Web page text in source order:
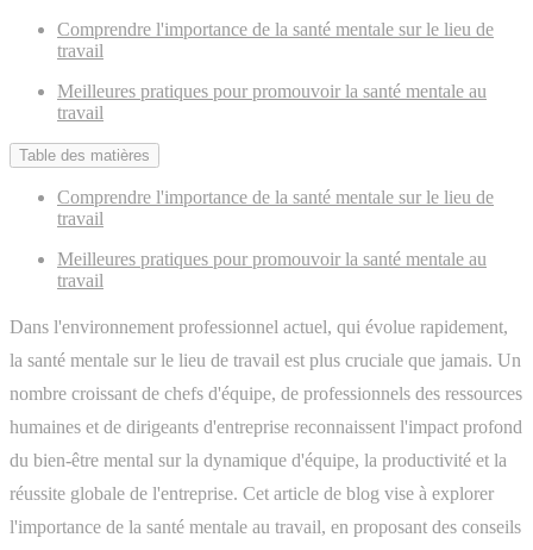
Comprendre l'importance de la santé mentale sur le lieu de
travail
Meilleures pratiques pour promouvoir la santé mentale au
travail
Table des matières
Comprendre l'importance de la santé mentale sur le lieu de
travail
Meilleures pratiques pour promouvoir la santé mentale au
travail
Dans l'environnement professionnel actuel, qui évolue rapidement,
la santé mentale sur le lieu de travail est plus cruciale que jamais. Un
nombre croissant de chefs d'équipe, de professionnels des ressources
humaines et de dirigeants d'entreprise reconnaissent l'impact profond
du bien-être mental sur la dynamique d'équipe, la productivité et la
réussite globale de l'entreprise. Cet article de blog vise à explorer
l'importance de la santé mentale au travail, en proposant des conseils